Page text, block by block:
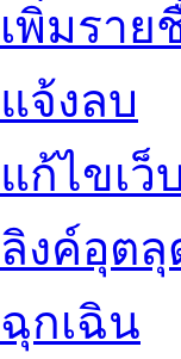
เพิ่มราย
แจ้งลบ
แก้ไขเว็บ
ลิงค์อุตลุ
ฉุกเฉิน